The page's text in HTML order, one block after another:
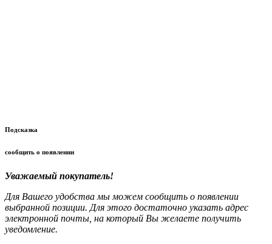
Подсказка
сообщить о появлении
Уважаемый покупатель!
Для Вашего удобства мы можем сообщить о появлении
выбранной позиции. Для этого достаточно указать адрес
электронной почты, на который Вы желаете получить
уведомление.